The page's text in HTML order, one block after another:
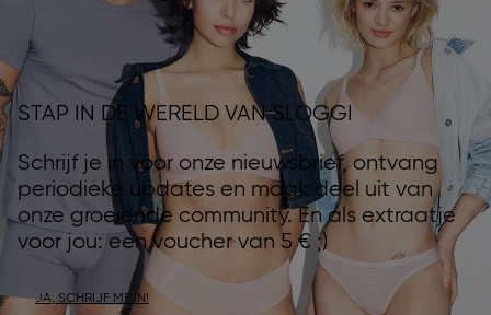
STAP IN DE WERELD VAN SLOGGI
Schrijf je in voor onze nieuwsbrief, ontvang
periodieke updates en maak deel uit van
onze groeiende community. En als extraatje
voor jou: een voucher van 5 € ;)
JA, SCHRIJF ME IN!